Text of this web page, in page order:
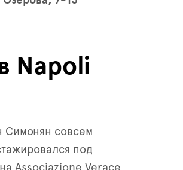
Napoli
совсем
под
Associazione Verace